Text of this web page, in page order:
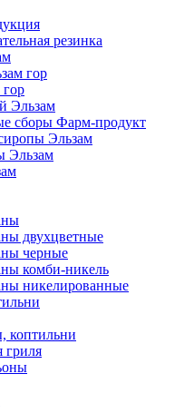
резинка
гор
Эльзам
сборы Фарм-продукт
Эльзам
Эльзам
двухцветные
черные
комби-никель
никелированные
коптильни
гриля